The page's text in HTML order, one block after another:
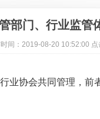
部门、行业监管
间：2019-08-20 10:52:00 点
业协会共同管理，前